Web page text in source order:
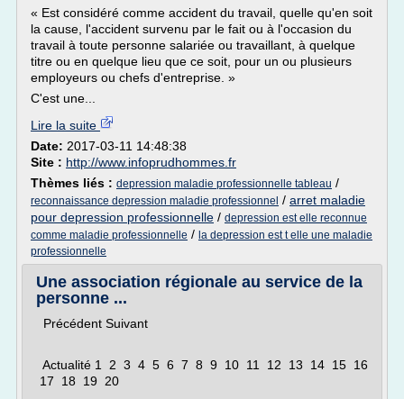
« Est considéré comme accident du travail, quelle qu'en soit
la cause, l'accident survenu par le fait ou à l'occasion du
travail à toute personne salariée ou travaillant, à quelque
titre ou en quelque lieu que ce soit, pour un ou plusieurs
employeurs ou chefs d'entreprise. »
C'est une...
Lire la suite
Date: 2017-03-11 14:48:38
Site : http://www.infoprudhommes.fr
Thèmes liés : depression maladie professionnelle tableau /
reconnaissance depression maladie professionnel / arret maladie
pour depression professionnelle / depression est elle reconnue
comme maladie professionnelle / la depression est t elle une maladie
professionnelle
Une association régionale au service de la
personne ...
Précédent Suivant
Actualité 1 2 3 4 5 6 7 8 9 10 11 12 13 14 15 16
17 18 19 20